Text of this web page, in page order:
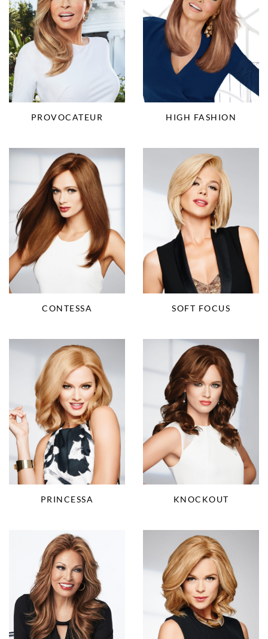
PROVOCATEUR HIGH FASHION
CONTESSA SOFT FOCUS
PRINCESSA KNOCKOUT